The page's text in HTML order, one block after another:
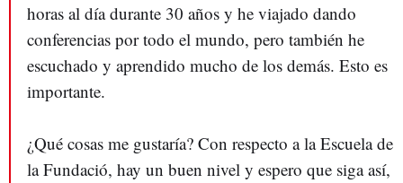
horas al día durante 30 años y he viajado dando
conferencias por todo el mundo, pero también he
escuchado y aprendido mucho de los demás. Esto es
importante.
¿Qué cosas me gustaría? Con respecto a la Escuela de
la Fundació, hay un buen nivel y espero que siga así,